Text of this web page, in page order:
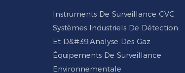
Instruments De Surveillance CVC
Systèmes Industriels De Détection
Et D&#39;analyse Des Gaz
Équipements De Surveillance
Environnementale